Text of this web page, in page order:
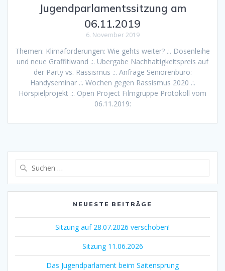
Jugendparlamentssitzung am
06.11.2019
6. November 2019
Themen: Klimaforderungen: Wie gehts weiter? .:. Dosenleihe
und neue Graffitiwand .:. Übergabe Nachhaltigkeitspreis auf
der Party vs. Rassismus .:. Anfrage Seniorenbüro:
Handyseminar .:. Wochen gegen Rassismus 2020 .:.
Hörspielprojekt .:. Open Project Filmgruppe Protokoll vom
06.11.2019:
NEUESTE BEITRÄGE
Sitzung auf 28.07.2026 verschoben!
Sitzung 11.06.2026
Das Jugendparlament beim Saitensprung